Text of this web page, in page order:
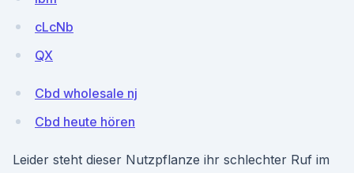
cLcNb
QX
Cbd wholesale nj
Cbd heute hören
Leider steht dieser Nutzpflanze ihr schlechter Ruf im